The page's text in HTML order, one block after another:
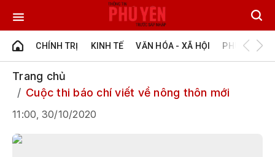
CHÍNH TRỊ KINH TẾ VĂN HÓA - XÃ HỘI PHÚ YÊN -
Trang chủ
Cuộc thi báo chí viết về nông thôn mới
11:00, 30/10/2020